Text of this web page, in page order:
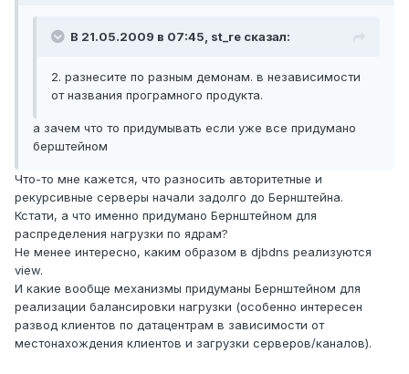
В 21.05.2009 в 07:45, st_re сказал:
2. разнесите по разным демонам. в независимости
от названия програмного продукта.
а зачем что то придумывать если уже все придумано
берштейном
Что-то мне кажется, что разносить авторитетные и
рекурсивные серверы начали задолго до Бернштейна.
Кстати, а что именно придумано Бернштейном для
распределения нагрузки по ядрам?
Не менее интересно, каким образом в djbdns реализуются
view.
И какие вообще механизмы придуманы Бернштейном для
реализации балансировки нагрузки (особенно интересен
развод клиентов по датацентрам в зависимости от
местонахождения клиентов и загрузки серверов/каналов).